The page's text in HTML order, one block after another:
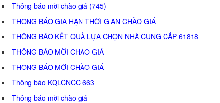
Thông báo mời chào giá (745)
THÔNG BÁO GIA HẠN THỜI GIAN CHÀO GIÁ
THÔNG BÁO KẾT QUẢ LỰA CHỌN NHÀ CUNG CẤP 61818
THÔNG BÁO MỜI CHÀO GIÁ
THÔNG BÁO MỜI CHÀO GIÁ
Thông báo KQLCNCC 663
Thông báo mời chào giá